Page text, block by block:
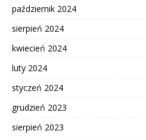
październik 2024
sierpień 2024
kwiecień 2024
luty 2024
styczeń 2024
grudzień 2023
sierpień 2023